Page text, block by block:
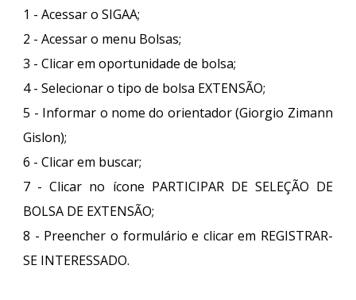
1 - Acessar o SIGAA;
2 - Acessar o menu Bolsas;
3 - Clicar em oportunidade de bolsa;
4 - Selecionar o tipo de bolsa EXTENSÃO;
5 - Informar o nome do orientador (Giorgio Zimann
Gislon);
6 - Clicar em buscar;
7 - Clicar no ícone PARTICIPAR DE SELEÇÃO DE
BOLSA DE EXTENSÃO;
8 - Preencher o formulário e clicar em REGISTRAR-
SE INTERESSADO.